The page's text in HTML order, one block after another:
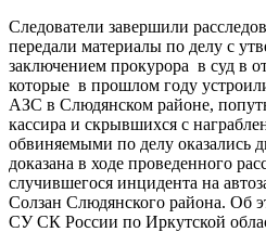
Следователи завершили
передали материалы по делу с
заключением прокурора в суд в
которые в прошлом году
АЗС в Слюдянском районе,
кассира и скрывшихся с
обвиняемыми по делу оказались
доказана в ходе проведенного
случившегося инцидента на
Солзан Слюдянского района. Об
СУ СК России по Иркутской